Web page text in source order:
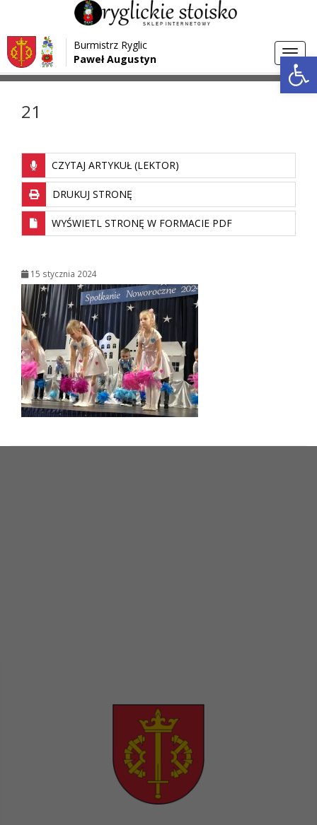
Przejdź do menu
Przejdź do głównej treści strony
Przejdź do stopki strony
Burmistrz Ryglic
Paweł Augustyn
Strona główna > Media >
21
CZYTAJ ARTYKUŁ (LEKTOR)
DRUKUJ STRONĘ
WYŚWIETL STRONĘ W FORMACIE PDF
15 stycznia 2024